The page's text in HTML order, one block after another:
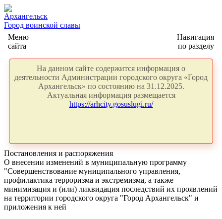
Архангельск
Город воинской славы
Меню
сайта
Навигация
по разделу
На данном сайте содержится информация о
деятельности Администрации городского округа «Город
Архангельск» по состоянию на 31.12.2025.
Актуальная информация размещается
https://arhcity.gosuslugi.ru/
Постановления и распоряжения
О внесении изменений в муниципальную программу
"Совершенствование муниципального управления,
профилактика терроризма и экстремизма, а также
минимизация и (или) ликвидация последствий их проявлений
на территории городского округа "Город Архангельск" и
приложения к ней